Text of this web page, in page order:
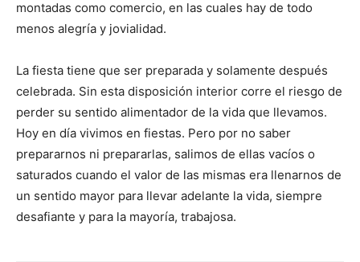
montadas como comercio, en las cuales hay de todo
menos alegría y jovialidad.
La fiesta tiene que ser preparada y solamente después
celebrada. Sin esta disposición interior corre el riesgo de
perder su sentido alimentador de la vida que llevamos.
Hoy en día vivimos en fiestas. Pero por no saber
prepararnos ni prepararlas, salimos de ellas vacíos o
saturados cuando el valor de las mismas era llenarnos de
un sentido mayor para llevar adelante la vida, siempre
desafiante y para la mayoría, trabajosa.